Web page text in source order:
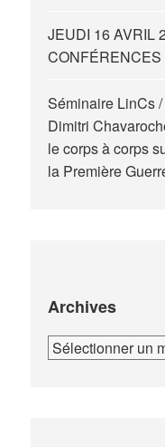
JEUDI 16 AVRIL
Séminaire LinCs
Dimitri
le corps à corps
la Première
Archives
Archives